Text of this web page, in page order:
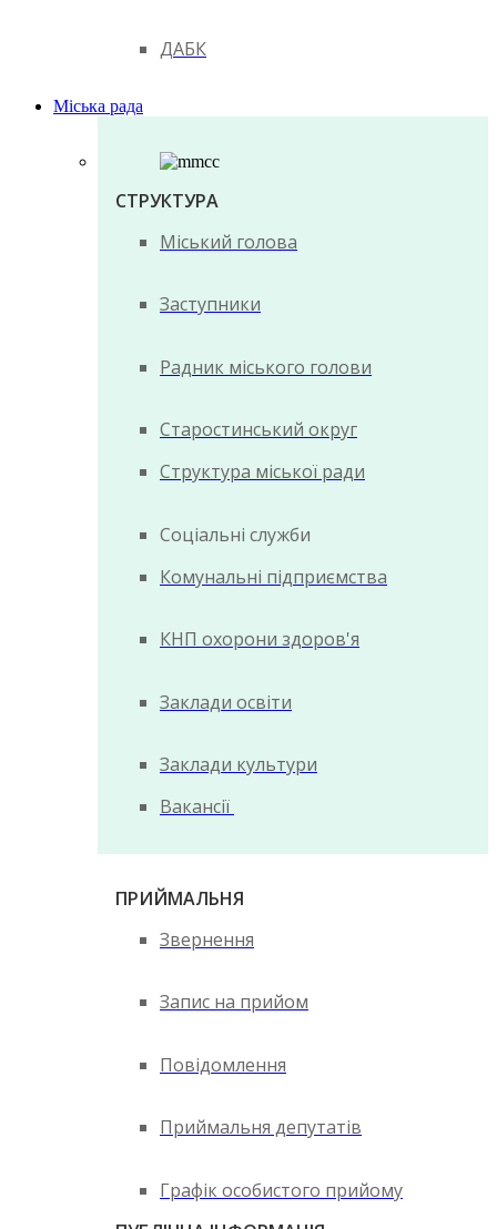
ДАБК
Міська рада
СТРУКТУРА
Міський голова
Заступники
Радник міського голови
Старостинський округ
Структура міської ради
Соціальні служби
Комунальні підприємства
КНП охорони здоров'я
Заклади освіти
Заклади культури
Вакансії
ПРИЙМАЛЬНЯ
Звернення
Запис на прийом
Повідомлення
Приймальня депутатів
Графік особистого прийому